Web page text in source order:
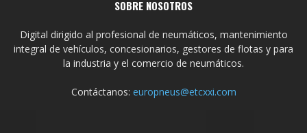
SOBRE NOSOTROS
Digital dirigido al profesional de neumáticos, mantenimiento
integral de vehículos, concesionarios, gestores de flotas y para
la industria y el comercio de neumáticos.
Contáctanos: europneus@etcxxi.com